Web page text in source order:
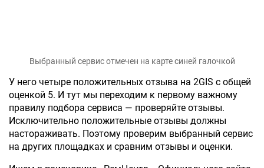
Выбранный сервис отмечен на карте синей галочкой
У него четыре положительных отзыва на 2GIS с общей
оценкой 5. И тут мы переходим к первому важному
правилу подбора сервиса — проверяйте отзывы.
Исключительно положительные отзывы должны
настораживать. Поэтому проверим выбранный сервис
на других площадках и сравним отзывы и оценки.